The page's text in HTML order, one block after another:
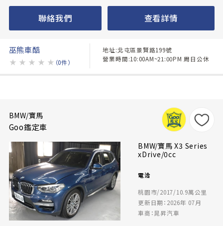
聯絡我們 查看詳情
巫熊車酷
★ ★ ★ ★ ★ （0件）
地址:北屯區景賢路199號
營業時間:10:00AM~21:00PM 周日公休
BMW/寶馬
Goo鑑定車
BMW/寶馬 X3 Series
xDrive/0cc
電洽
桃園市/2017/10.9萬公里
更新日期：2026年 07月
車商：晁昇汽車